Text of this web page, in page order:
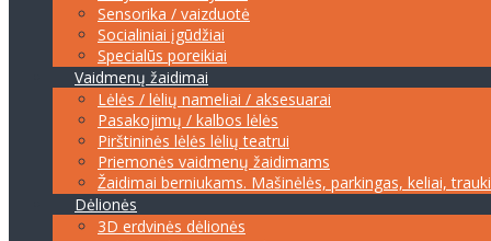
Sensorika / vaizduotė
Socialiniai įgūdžiai
Specialūs poreikiai
Vaidmenų žaidimai
Lėlės / lėlių nameliai / aksesuarai
Pasakojimų / kalbos lėlės
Pirštininės lėlės lėlių teatrui
Priemonės vaidmenų žaidimams
Žaidimai berniukams. Mašinėlės, parkingas, keliai,
Dėlionės
3D erdvinės dėlionės